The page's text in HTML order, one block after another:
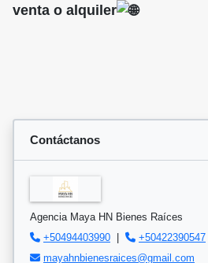
venta o alquiler
Contáctanos
Agencia Maya HN Bienes Raíces
+50494403990
+50422390547
mayahnbienesraices@gmail.com